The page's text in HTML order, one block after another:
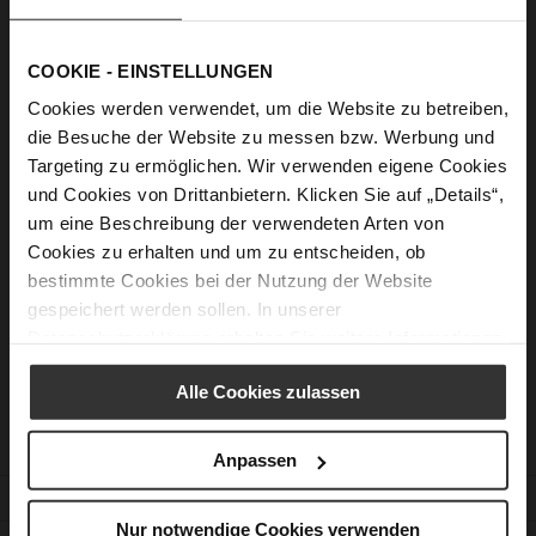
COOKIE - EINSTELLUNGEN
Cookies werden verwendet, um die Website zu betreiben,
die Besuche der Website zu messen bzw. Werbung und
Targeting zu ermöglichen. Wir verwenden eigene Cookies
und Cookies von Drittanbietern. Klicken Sie auf „Details“,
um eine Beschreibung der verwendeten Arten von
Cookies zu erhalten und um zu entscheiden, ob
bestimmte Cookies bei der Nutzung der Website
gespeichert werden sollen. In unserer
Alle Cookies zulassen
Anpassen
Nur notwendige Cookies verwenden
Show Password
Forgot Your Password?
New Customers
Creating an account has many benefits: check out faster, keep
more than one address, track orders and more.
CUSTOMER SERVICE